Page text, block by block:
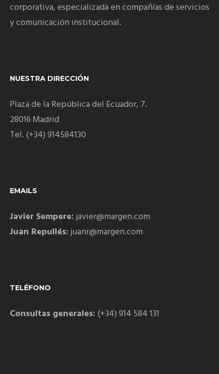
corporativa, especializada en compañías de servicios
y comunicación institucional.
NUESTRA DIRECCIÓN
Plaza de la República del Ecuador, 7.
28016 Madrid
Tel. (+34) 914584130
EMAILS
Javier Sempere:javier@margen.com
Juan Repullés:juanr@margen.com
TELÉFONO
Consultas generales: (+34) 914 584 131